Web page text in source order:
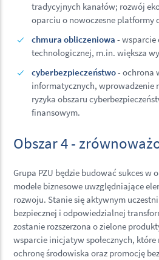
tradycyjnych kanałów; rozwój
oparciu o nowoczesne platformy
chmura obliczeniowa -
technologicznej, m.in. większa
cyberbezpieczeństwo- ochrona
informatycznych, wprowadzenie
ryzyka obszaru
finansowym.
Obszar 4 -
Grupa PZU będzie budować sukces w
modele biznesowe uwzględniające
rozwoju. Stanie się aktywnym
bezpiecznej i odpowiedzialnej
zostanie rozszerzona o zielone
wsparcie inicjatyw społecznych,
ochronę środowiska oraz promocję